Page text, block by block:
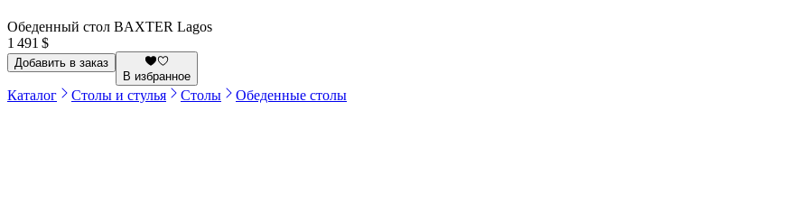
Обеденный стол BAXTER Lagos
1 491 $
Добавить в заказ
В избранное
Каталог Столы и стулья Столы Обеденные столы